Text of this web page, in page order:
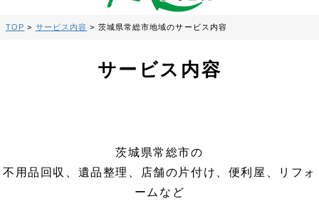
TOP > サービス内容 > 茨城県常総市地域のサービス内容
サービス内容
茨城県常総市の
不用品回収、遺品整理、店舗の片付け、便利屋、リフォ
ームなど